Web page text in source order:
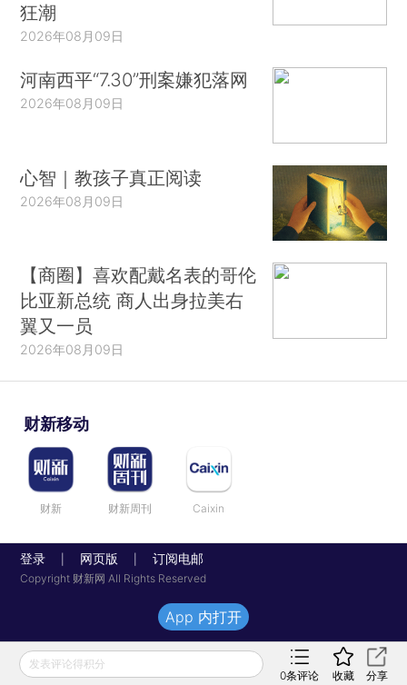
狂潮
2026年08月09日
河南西平“7.30”刑案嫌犯落网
2026年08月09日
心智｜教孩子真正阅读
2026年08月09日
【商圈】喜欢配戴名表的哥伦
比亚新总统 商人出身拉美右
翼又一员
2026年08月09日
财新移动
财新 财新周刊 Caixin
登录 网页版 订阅电邮
Copyright 财新网 All Rights Reserved
发表评论得积分
0条评论 收藏 分享
App 内打开